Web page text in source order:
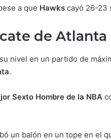
a que Hawks cayó 26-23
de Atlanta
nivel en un partido de
.
Sexto Hombre de la NBA
un balón en un tope en el